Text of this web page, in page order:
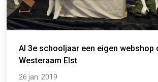
Al 3e schooljaar een eigen webshop
Westeraam Elst
26 jan. 2019